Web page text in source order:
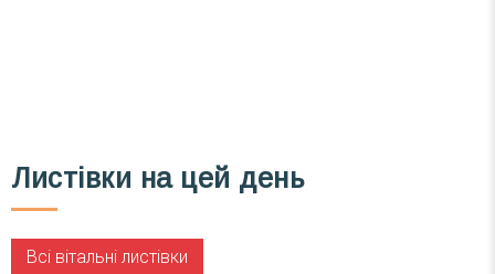
Листівки на цей день
Всі вітальні листівки